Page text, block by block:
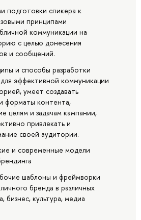
подготовки спикера к
принципами
коммуникации на
с целью донесения
и сообщений.
и способы разработки
эффективной коммуникации
умеет создавать
форматы контента,
целям и задачам кампании,
привлекать и
своей аудитории.
и современные модели
шаблоны и фреймворки
бренда в различных
бизнес, культура, медиа